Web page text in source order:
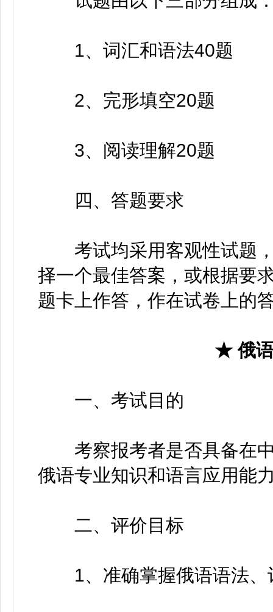
1、词汇和语法40题
2、完形填空20题
3、阅读理解20题
四、答题要求
考试均采用客观性试题，
择一个最佳答案，或根据要
题卡上作答，作在试卷上的
★ 俄语
一、考试目的
考察报考者是否具备在中
俄语专业知识和语言应用能
二、评价目标
1、准确掌握俄语语法、